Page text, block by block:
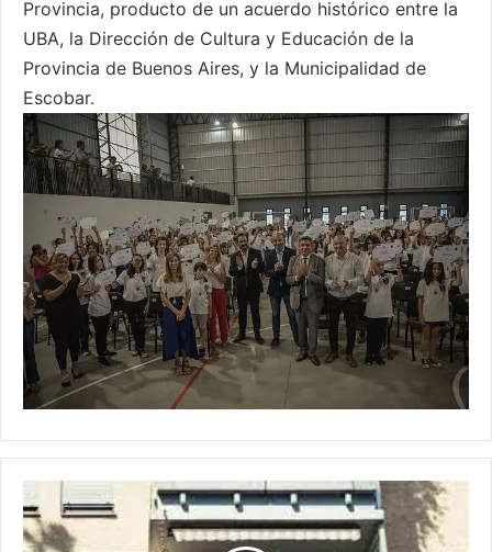
Provincia, producto de un acuerdo histórico entre la
UBA, la Dirección de Cultura y Educación de la
Provincia de Buenos Aires, y la Municipalidad de
Escobar.